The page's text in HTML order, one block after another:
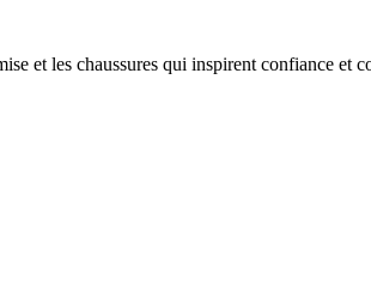
et les chaussures qui inspirent confiance et